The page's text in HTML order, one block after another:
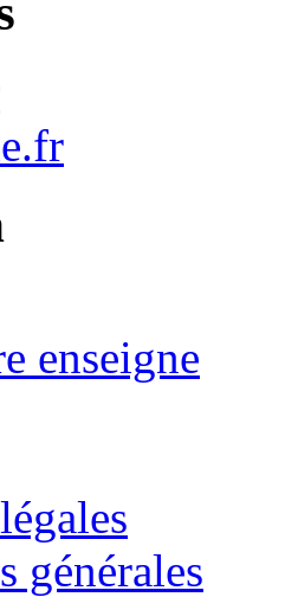
enseigne
générales